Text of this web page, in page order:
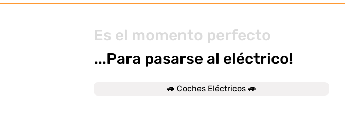
Es el momento perfecto
...Para pasarse al eléctrico!
🚙 Coches Eléctricos 🚙